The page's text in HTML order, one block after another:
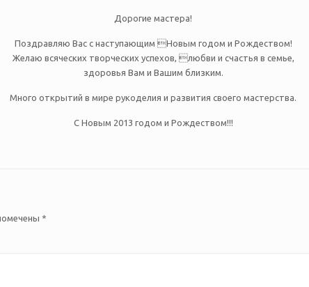
Дорогие мастера!
Поздравляю Вас с наступающим Новым годом и Рождеством!
Желаю всяческих творческих успехов, любви и счастья в семье,
здоровья Вам и Вашим близким.
Много открытий в мире рукоделия и развития своего мастерства.
С Новым 2013 годом и Рождеством!!!
*